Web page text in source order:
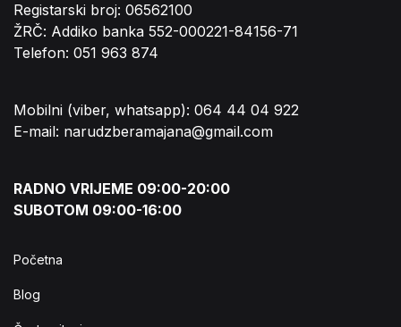
Registarski broj: 06562100
ŽRČ: Addiko banka 552-000221-84156-71
Telefon: 051 963 874
Mobilni (viber, whatsapp): 064 44 04 922
E-mail: narudzberamajana@gmail.com
RADNO VRIJEME 09:00-20:00
SUBOTOM 09:00-16:00
Početna
Blog